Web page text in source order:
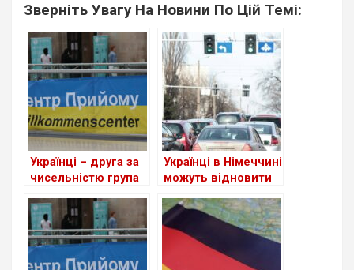
Зверніть Увагу На Новини По Цій Темі:
Українці – друга за
чисельністю група
Українці в Німеччині
можуть відновити
посвідчення водія